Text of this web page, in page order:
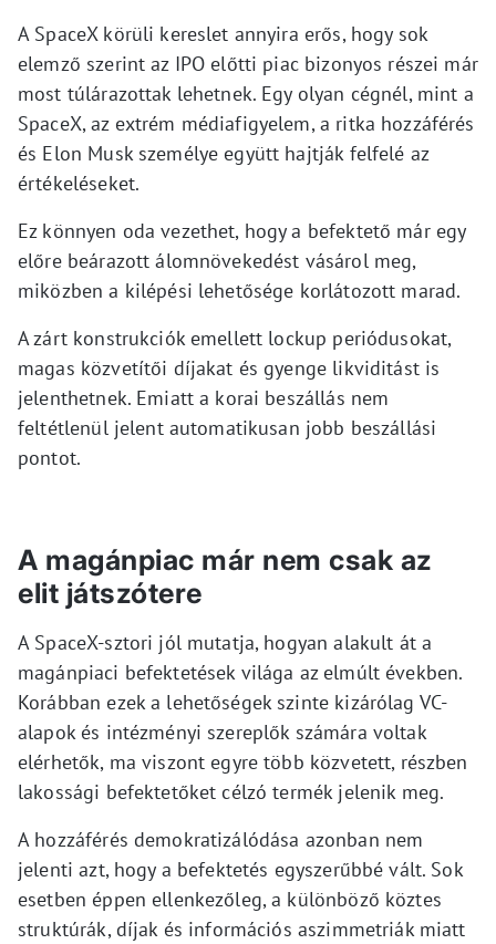
A SpaceX körüli kereslet annyira erős, hogy sok
elemző szerint az IPO előtti piac bizonyos részei már
most túlárazottak lehetnek. Egy olyan cégnél, mint a
SpaceX, az extrém médiafigyelem, a ritka hozzáférés
és Elon Musk személye együtt hajtják felfelé az
értékeléseket.
Ez könnyen oda vezethet, hogy a befektető már egy
előre beárazott álomnövekedést vásárol meg,
miközben a kilépési lehetősége korlátozott marad.
A zárt konstrukciók emellett lockup periódusokat,
magas közvetítői díjakat és gyenge likviditást is
jelenthetnek. Emiatt a korai beszállás nem
feltétlenül jelent automatikusan jobb beszállási
pontot.
A magánpiac már nem csak az
elit játszótere
A SpaceX-sztori jól mutatja, hogyan alakult át a
magánpiaci befektetések világa az elmúlt években.
Korábban ezek a lehetőségek szinte kizárólag VC-
alapok és intézményi szereplők számára voltak
elérhetők, ma viszont egyre több közvetett, részben
lakossági befektetőket célzó termék jelenik meg.
A hozzáférés demokratizálódása azonban nem
jelenti azt, hogy a befektetés egyszerűbbé vált. Sok
esetben éppen ellenkezőleg, a különböző köztes
struktúrák, díjak és információs aszimmetriák miatt